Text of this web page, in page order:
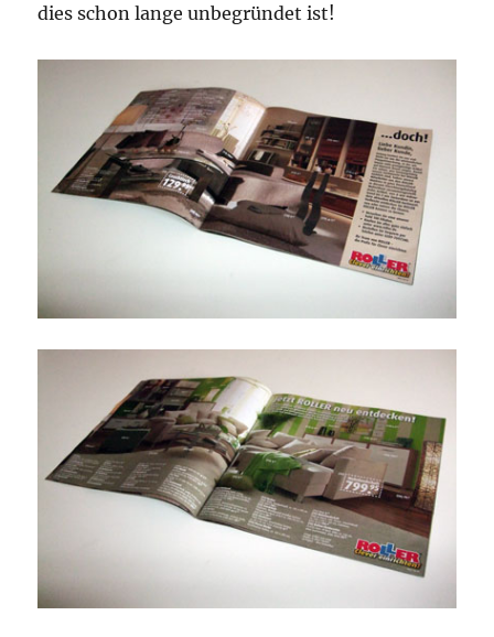
dies schon lange unbegründet ist!